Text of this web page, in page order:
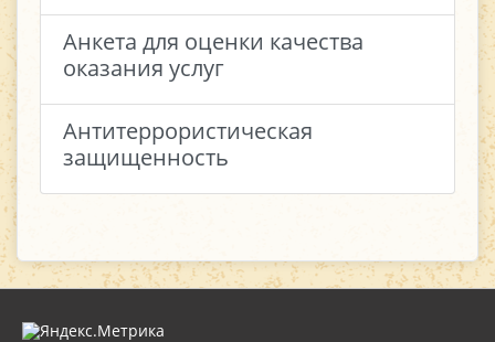
Анкета для оценки качества
оказания услуг
Антитеррористическая
защищенность